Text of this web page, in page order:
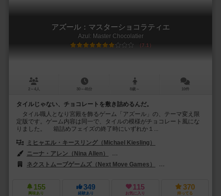
アズール：マスターショコラティエ
Azul: Master Chocolatier
7.1
2～4人 30～45分 8歳～ 10件
タイルじゃない、チョコレートを敷き詰めるんだ。
タイル職人となり宮殿を飾るゲーム「アズール」の、テーマ変え限
定版です。ゲーム内容は同一で、タイルの模様がチョコレート風にな
りました。 箱詰めフェイズの終了時にいずれか１...
ミヒャエル・キースリング（Michael Kiesling）
ニーナ・アレン（Nina Allen）
ネクストムーブゲームズ（Next Move Games）
155
興味あり
349
経験あり
115
お気に入り
370
持ってる